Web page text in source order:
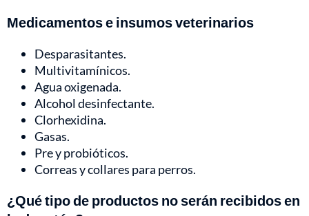
Medicamentos e insumos veterinarios
Desparasitantes.
Multivitamínicos.
Agua oxigenada.
Alcohol desinfectante.
Clorhexidina.
Gasas.
Pre y probióticos.
Correas y collares para perros.
¿Qué tipo de productos no serán recibidos en